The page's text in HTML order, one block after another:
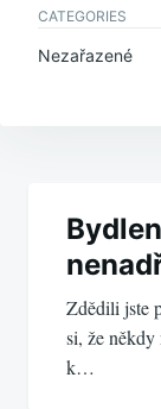
CATEGORIES
Nezařazené
pro
Zdědili jste
si, že
k…